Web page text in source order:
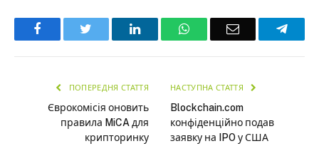
Facebook LinkedInWhatsAppEmail
ПОПЕРЕДНЯ СТАТТЯ
Єврокомісія оновить
правила MiCA для
крипторинку
НАСТУПНА СТАТТЯ
Blockchain.com
конфіденційно подав
заявку на IPO у США